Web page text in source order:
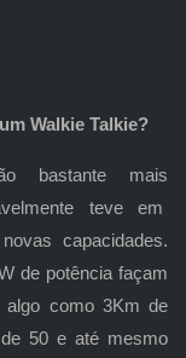
Walkie Talkie?
bastante mais
teve em
capacidades.
de potência façam
como 3Km de
50 e até mesmo